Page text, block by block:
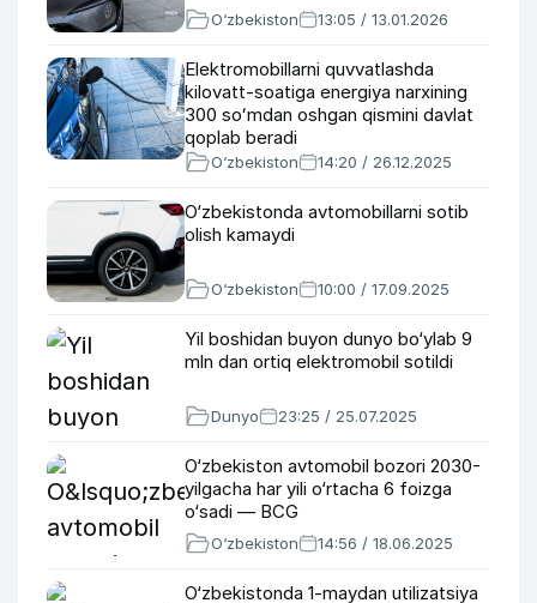
O‘zbekiston 13:05 / 13.01.2026
Elektromobillarni quvvatlashda
kilovatt-soatiga energiya narxining
300 soʻmdan oshgan qismini davlat
qoplab beradi
O‘zbekiston 14:20 / 26.12.2025
O‘zbekistonda avtomobillarni sotib
olish kamaydi
O‘zbekiston 10:00 / 17.09.2025
Yil boshidan buyon dunyo bo‘ylab 9
mln dan ortiq elektromobil sotildi
Dunyo 23:25 / 25.07.2025
O‘zbekiston avtomobil bozori 2030-
yilgacha har yili o‘rtacha 6 foizga
o‘sadi — BCG
O‘zbekiston 14:56 / 18.06.2025
O‘zbekistonda 1-maydan utilizatsiya